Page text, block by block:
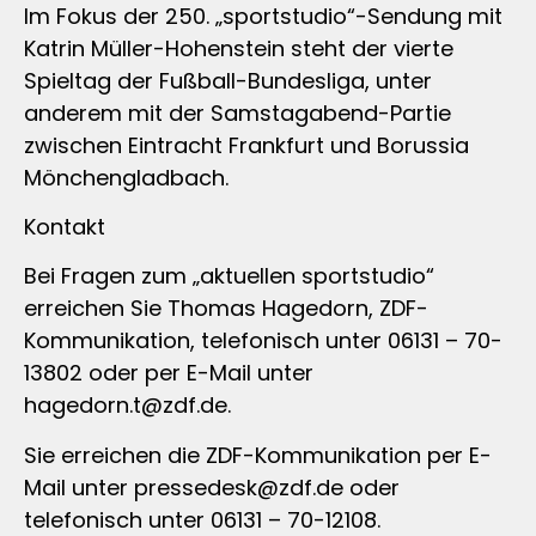
Im Fokus der 250. „sportstudio“-Sendung mit
Katrin Müller-Hohenstein steht der vierte
Spieltag der Fußball-Bundesliga, unter
anderem mit der Samstagabend-Partie
zwischen Eintracht Frankfurt und Borussia
Mönchengladbach.
Kontakt
Bei Fragen zum „aktuellen sportstudio“
erreichen Sie Thomas Hagedorn, ZDF-
Kommunikation, telefonisch unter 06131 – 70-
13802 oder per E-Mail unter
hagedorn.t@zdf.de.
Sie erreichen die ZDF-Kommunikation per E-
Mail unter pressedesk@zdf.de oder
telefonisch unter 06131 – 70-12108.